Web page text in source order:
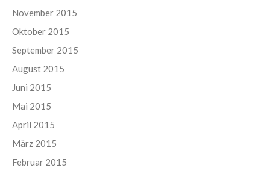
November 2015
Oktober 2015
September 2015
August 2015
Juni 2015
Mai 2015
April 2015
März 2015
Februar 2015